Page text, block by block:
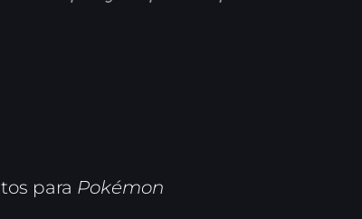
para Pokémon